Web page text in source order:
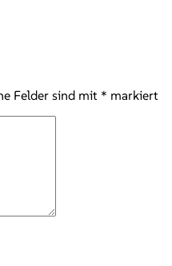
Felder sind mit * markiert